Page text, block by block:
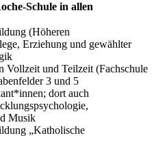
Schule in allen
(Höheren
Erziehung und gewählter
Vollzeit und Teilzeit (Fachschule
3 und 5
dort auch
Musik
„Katholische